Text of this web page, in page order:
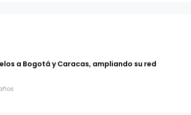
a Bogotá y Caracas, ampliando su red